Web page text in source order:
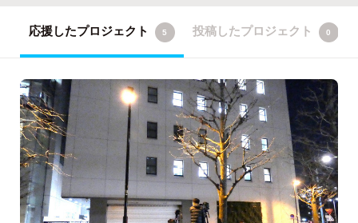
応援したプロジェクト 5 投稿したプロジェクト 0